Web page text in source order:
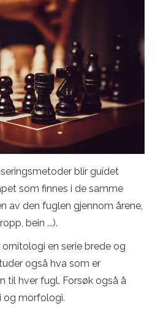
blir guidet
som finnes i de samme
av den fuglen gjennom årene,
bein ...).
en serie brede og
også hva som er
til hver fugl. Forsøk også å
og morfologi.